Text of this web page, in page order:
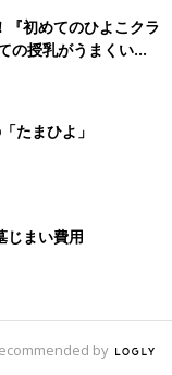
りと時間がつくれま
合わせは、担当者に
合わせをしたり、
のですが、それで
タイピングスキル
す。速さより正確
...
『初めてのひよこクラ
の授乳がうまくい
のトラブル 解決テ
たまひよ」
じまい費用
by